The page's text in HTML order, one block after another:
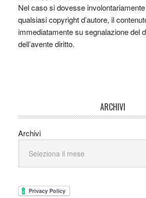
Nel caso si dovesse
qualsiasi copyright d’autore, il
immediatamente su segnalazione del
dell’avente diritto.
ARCHIVI
Archivi